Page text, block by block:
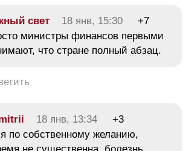
свет 18 янв, 15:30
+7
министры финансов первыми
что стране полный абзац.
18 янв, 13:34
+3
по собственному желанию,
не существенна, болезнь